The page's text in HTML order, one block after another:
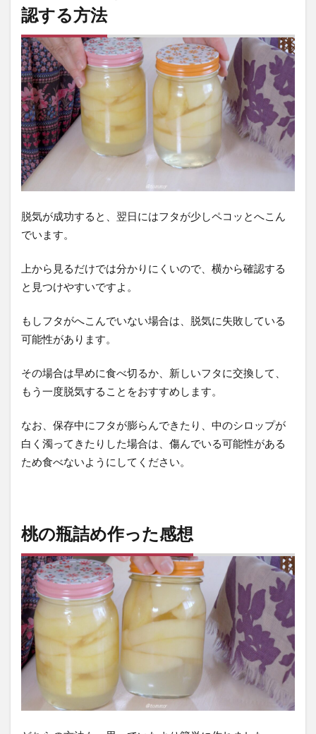
認する方法
脱気が成功すると、翌日にはフタが少しペコッとへこん
でいます。
上から見るだけでは分かりにくいので、横から確認する
と見つけやすいですよ。
もしフタがへこんでいない場合は、脱気に失敗している
可能性があります。
その場合は早めに食べ切るか、新しいフタに交換して、
もう一度脱気することをおすすめします。
なお、保存中にフタが膨らんできたり、中のシロップが
白く濁ってきたりした場合は、傷んでいる可能性がある
ため食べないようにしてください。
桃の瓶詰め作った感想